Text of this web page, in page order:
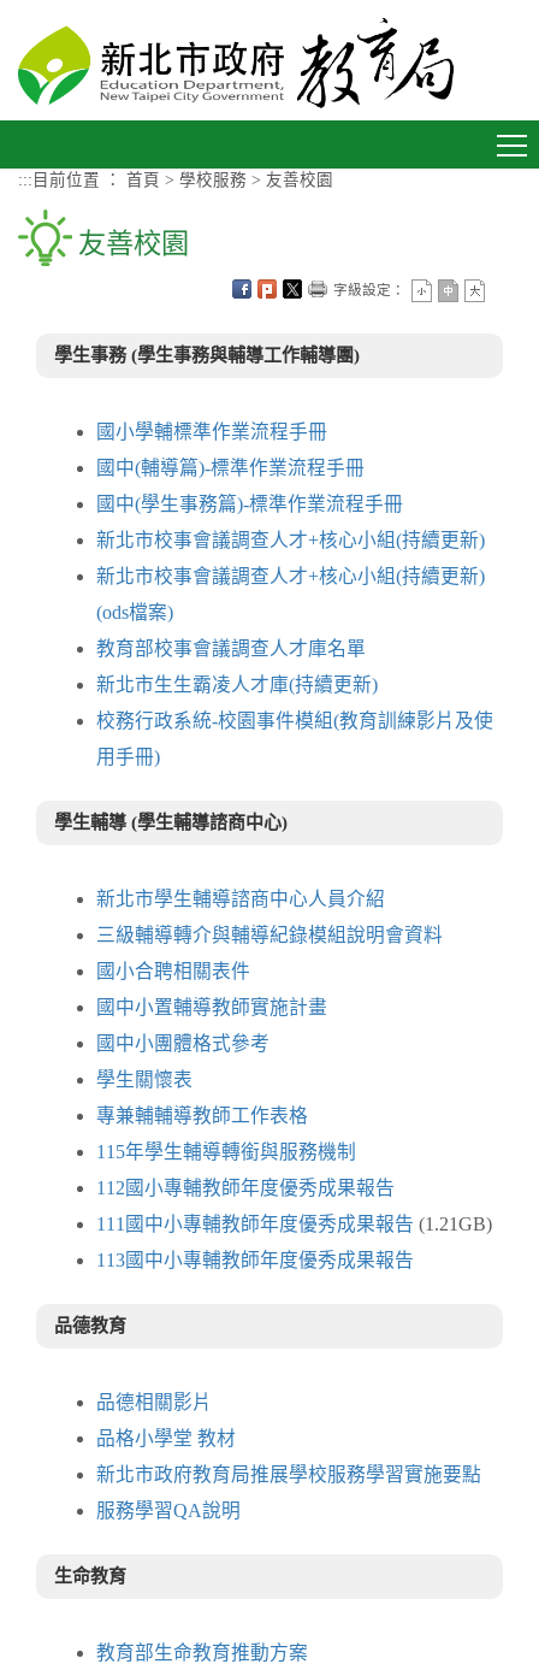
::: 目前位置 ： 首頁 > 學校服務 > 友善校園
友善校園
字級設定：
學生事務 (學生事務與輔導工作輔導團)
國小學輔標準作業流程手冊
國中(輔導篇)-標準作業流程手冊
國中(學生事務篇)-標準作業流程手冊
新北市校事會議調查人才+核心小組(持續更新)
新北市校事會議調查人才+核心小組(持續更新)
(ods檔案)
教育部校事會議調查人才庫名單
新北市生生霸凌人才庫(持續更新)
校務行政系統-校園事件模組(教育訓練影片及使
用手冊)
學生輔導 (學生輔導諮商中心)
新北市學生輔導諮商中心人員介紹
三級輔導轉介與輔導紀錄模組說明會資料
國小合聘相關表件
國中小置輔導教師實施計畫
國中小團體格式參考
學生關懷表
專兼輔輔導教師工作表格
115年學生輔導轉銜與服務機制
112國小專輔教師年度優秀成果報告
111國中小專輔教師年度優秀成果報告 (1.21GB)
113國中小專輔教師年度優秀成果報告
品德教育
品德相關影片
品格小學堂 教材
新北市政府教育局推展學校服務學習實施要點
服務學習QA說明
生命教育
教育部生命教育推動方案